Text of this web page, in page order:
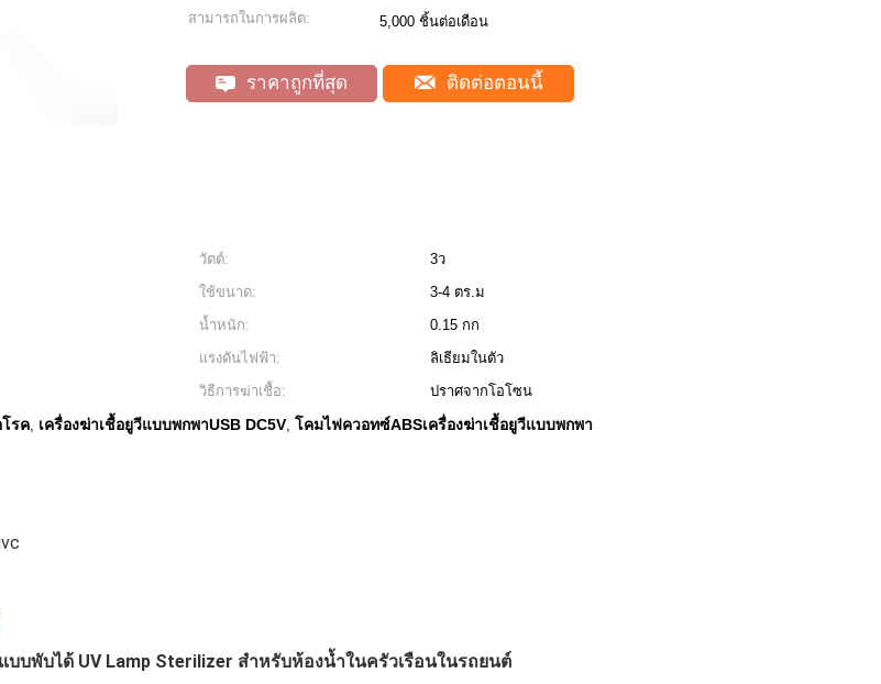
สามารถในการผลิต: 5,000 ชิ้นต่อเดือน
ราคาถูกที่สุด ติดต่อตอนนี้
วัตต์:
3ว
ใช้ขนาด:
3-4 ตร.ม
น้ำหนัก:
0.15 กก
แรงดันไฟฟ้า:
ลิเธียมในตัว
วิธีการฆ่าเชื้อ:
ปราศจากโอโซน
รค, เครื่องฆ่าเชื้อยูวีแบบพกพาUSB DC5V, โคมไฟควอทซ์ABSเครื่องฆ่าเชื้อยูวีแบบพกพา
บพับได้ UV Lamp Sterilizer สำหรับห้องน้ำในครัวเรือนในรถยนต์